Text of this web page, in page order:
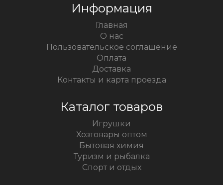
Информация
Главная
О нас
Пользовательское соглашение
Оплата
Доставка
Контакты и карта проезда
Каталог товаров
Игрушки
Хозтовары оптом
Бытовая химия
Туризм и рыбалка
Спорт и отдых